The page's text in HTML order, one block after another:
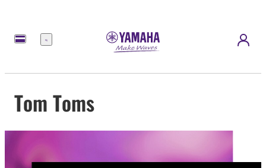
Menu
Tom Toms